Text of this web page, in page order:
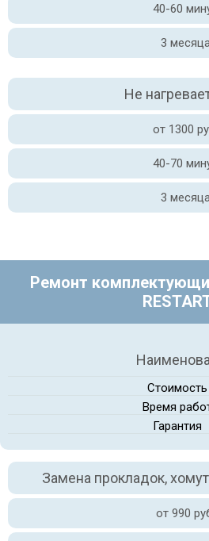
40-60
3
Не
от 1300
40-70
3
Ремонт
Стоимость
Время
Гарантия
Замена прокладок,
от 990